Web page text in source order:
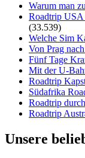
Warum man
Roadtrip USA
(33.539)
Welche Sim
Von Prag
Fünf Tage
Mit der U-
Roadtrip
Südafrika
Roadtrip
Roadtrip
Unsere